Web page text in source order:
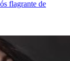
flagrante de